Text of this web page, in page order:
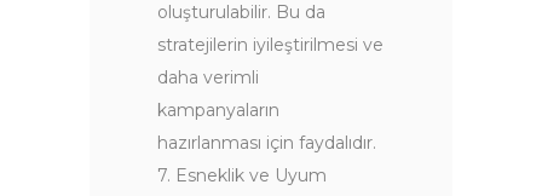
oluşturulabilir. Bu da
stratejilerin iyileştirilmesi ve
daha verimli
kampanyaların
hazırlanması için faydalıdır.
7. Esneklik ve Uyum